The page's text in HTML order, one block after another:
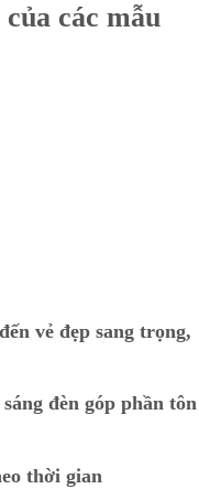
các mẫu
vẻ đẹp sang trọng,
đèn góp phần tôn
thời gian